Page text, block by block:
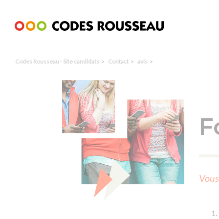
Codes Rousseau - Site candidats Contact avis